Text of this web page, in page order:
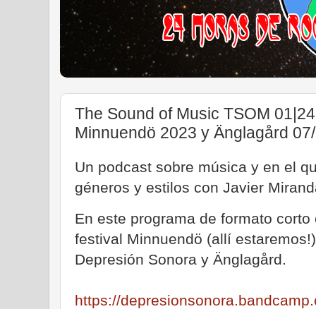
The Sound of Music TSOM
Minnuendö 2023 y Änglagård
Un podcast sobre música y en el
géneros y estilos con Javier
En este programa de formato
festival Minnuendö (allí
Depresión Sonora y Änglagård.
https://